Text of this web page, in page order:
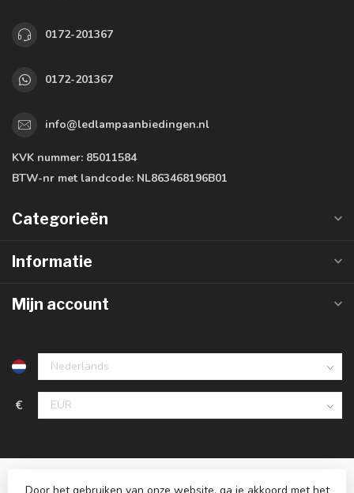
0172-201367
0172-201367
info@ledlampaanbiedingen.nl
KVK nummer: 85011584
BTW-nr met landcode: NL863468196B01
Categorieën
Informatie
Mijn account
€